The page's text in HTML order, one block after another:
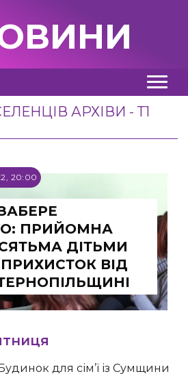
АРХІВИ - Т1
20:00
ПРИЙОМНА
ДІТЬМИ
ВІД
для сім’ї із Сумщини